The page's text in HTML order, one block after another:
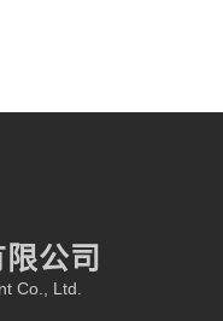
大。
清洗（
TRILOS超高压纳米均
的粒度下降，
公司
Co., Ltd.